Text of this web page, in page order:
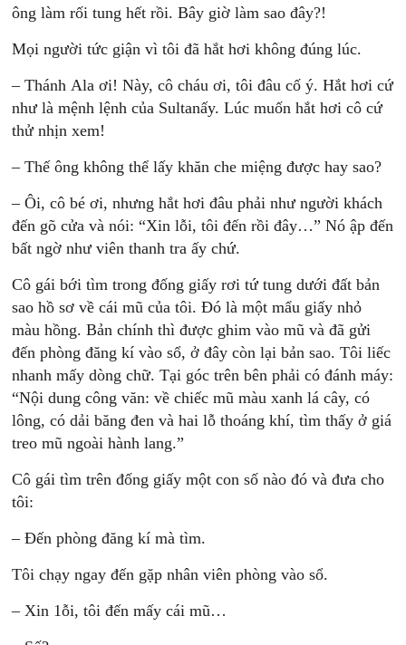
ông làm rối tung hết rồi. Bây giờ làm sao đây?!
Mọi người tức giận vì tôi đã hắt hơi không đúng lúc.
– Thánh Ala ơi! Này, cô cháu ơi, tôi đâu cố ý. Hắt hơi cứ
như là mệnh lệnh của Sultanấy. Lúc muốn hắt hơi cô cứ
thử nhịn xem!
– Thế ông không thể lấy khăn che miệng được hay sao?
– Ôi, cô bé ơi, nhưng hắt hơi đâu phải như người khách
đến gõ cửa và nói: “Xin lỗi, tôi đến rồi đây…” Nó ập đến
bất ngờ như viên thanh tra ấy chứ.
Cô gái bới tìm trong đống giấy rơi tứ tung dưới đất bản
sao hồ sơ về cái mũ của tôi. Đó là một mẩu giấy nhỏ
màu hồng. Bản chính thì được ghim vào mũ và đã gửi
đến phòng đăng kí vào sổ, ở đây còn lại bản sao. Tôi liếc
nhanh mấy dòng chữ. Tại góc trên bên phải có đánh máy:
“Nội dung công văn: về chiếc mũ màu xanh lá cây, có
lông, có dải băng đen và hai lỗ thoáng khí, tìm thấy ở giá
treo mũ ngoài hành lang.”
Cô gái tìm trên đống giấy một con số nào đó và đưa cho
tôi:
– Đến phòng đăng kí mà tìm.
Tôi chạy ngay đến gặp nhân viên phòng vào sổ.
– Xin 1ỗi, tôi đến mấy cái mũ…